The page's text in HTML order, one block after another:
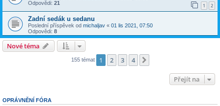
Odpovědi: 21 1 2
Zadní sedák u sedanu
Poslední příspěvek od michaljav « 01 lis 2021, 07:50
Odpovědi: 8
Nové téma
155 témat 1 2 3 4
Přejít na
OPRÁVNĚNÍ FÓRA